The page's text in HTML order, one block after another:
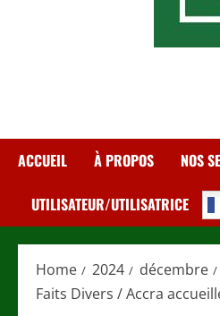
ACCUEIL À PROPOS NOS
UTILISATEUR/UTILISATRICE
Home 2024 décembre
Faits Divers / Accra